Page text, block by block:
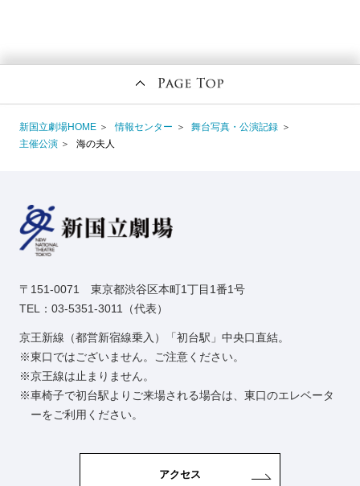
新国立劇場HOME 情報センター
舞台写真・公演記録
主催公演
海の夫人
〒151-0071 東京都渋谷区本町1丁目1番1号
TEL：03-5351-3011（代表）
京王新線（都営新宿線乗入）「初台駅」中央口直結。
東口ではございません。ご注意ください。
京王線は止まりません。
車椅子で初台駅よりご来場される場合は、東口のエレベータ
ーをご利用ください。
アクセス